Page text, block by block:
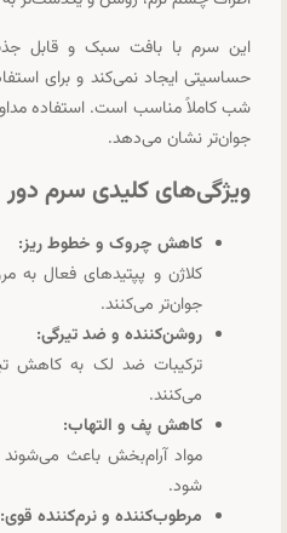
این سرم با بافت سبک و قابل
حساسیتی ایجاد نمی‌کند و برای
شب کاملاً مناسب است. استفاده
جوان‌تر نشان می‌دهد.
ویژگی‌های کلیدی سرم
کاهش چروک و خطوط ریز:
کلاژن و پپتیدهای فعال
جوان‌تر می‌کنند.
روشن‌کننده و ضد تیرگی:
ترکیبات ضد لک به کاهش
می‌کنند.
کاهش پف و التهاب:
مواد آرام‌بخش باعث
شود.
مرطوب‌کننده و نرم‌کننده قوی: